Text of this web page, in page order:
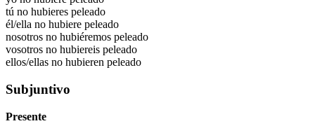
tú no hubieres peleado
él/ella no hubiere peleado
nosotros no hubiéremos peleado
vosotros no hubiereis peleado
ellos/ellas no hubieren peleado
Subjuntivo
Presente